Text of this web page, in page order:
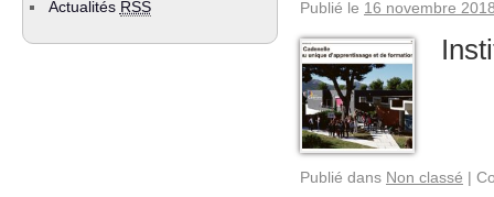
Actualités RSS Publié le 16 novembre
Publié dans Non classé |